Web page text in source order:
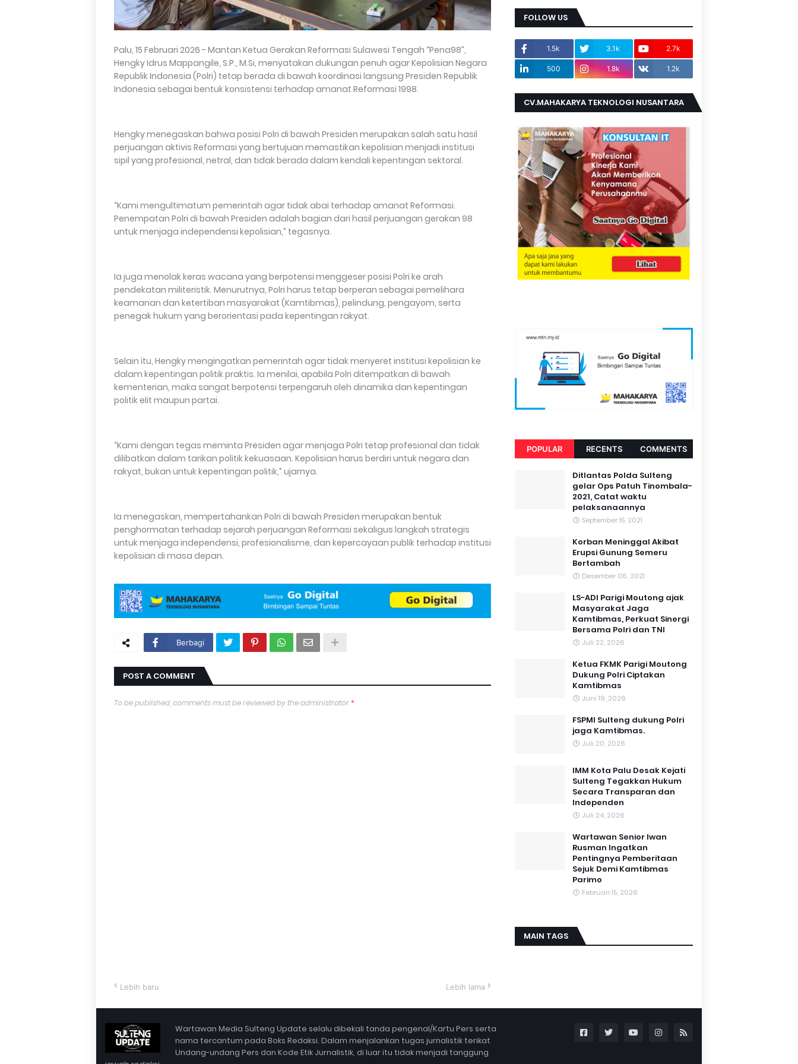
Palu, 15 Februari 2026 - Mantan Ketua Gerakan Reformasi Sulawesi Tengah “Pena98”,
Hengky Idrus Mappangile, S.P., M.Si, menyatakan dukungan penuh agar Kepolisian Negara
Republik Indonesia (Polri) tetap berada di bawah koordinasi langsung Presiden Republik
Indonesia sebagai bentuk konsistensi terhadap amanat Reformasi 1998.
Hengky menegaskan bahwa posisi Polri di bawah Presiden merupakan salah satu hasil
perjuangan aktivis Reformasi yang bertujuan memastikan kepolisian menjadi institusi
sipil yang profesional, netral, dan tidak berada dalam kendali kepentingan sektoral.
“Kami mengultimatum pemerintah agar tidak abai terhadap amanat Reformasi.
Penempatan Polri di bawah Presiden adalah bagian dari hasil perjuangan gerakan 98
untuk menjaga independensi kepolisian,” tegasnya.
Ia juga menolak keras wacana yang berpotensi menggeser posisi Polri ke arah
pendekatan militeristik. Menurutnya, Polri harus tetap berperan sebagai pemelihara
keamanan dan ketertiban masyarakat (Kamtibmas), pelindung, pengayom, serta
penegak hukum yang berorientasi pada kepentingan rakyat.
Selain itu, Hengky mengingatkan pemerintah agar tidak menyeret institusi kepolisian ke
dalam kepentingan politik praktis. Ia menilai, apabila Polri ditempatkan di bawah
kementerian, maka sangat berpotensi terpengaruh oleh dinamika dan kepentingan
politik elit maupun partai.
“Kami dengan tegas meminta Presiden agar menjaga Polri tetap profesional dan tidak
dilibatkan dalam tarikan politik kekuasaan. Kepolisian harus berdiri untuk negara dan
rakyat, bukan untuk kepentingan politik,” ujarnya.
Ia menegaskan, mempertahankan Polri di bawah Presiden merupakan bentuk
penghormatan terhadap sejarah perjuangan Reformasi sekaligus langkah strategis
untuk menjaga independensi, profesionalisme, dan kepercayaan publik terhadap institusi
kepolisian di masa depan.
Berbagi
POST A COMMENT
To be published, comments must be reviewed by the administrator*
Lebih baru Lebih lama
FOLLOW US
1.5k 3.1k 2.7k
500 1.8k 1.2k
CV.MAHAKARYA TEKNOLOGI NUSANTARA
POPULAR RECENTS COMMENTS
Ditlantas Polda Sulteng
gelar Ops Patuh Tinombala-
2021, Catat waktu
pelaksanaannya
September 15, 2021
Korban Meninggal Akibat
Erupsi Gunung Semeru
Bertambah
Desember 06, 2021
LS-ADI Parigi Moutong ajak
Masyarakat Jaga
Kamtibmas, Perkuat Sinergi
Bersama Polri dan TNI
Juli 22, 2026
Ketua FKMK Parigi Moutong
Dukung Polri Ciptakan
Kamtibmas
Juni 19, 2026
FSPMI Sulteng dukung Polri
jaga Kamtibmas.
Juli 20, 2026
IMM Kota Palu Desak Kejati
Sulteng Tegakkan Hukum
Secara Transparan dan
Independen
Juli 24, 2026
Wartawan Senior Iwan
Rusman Ingatkan
Pentingnya Pemberitaan
Sejuk Demi Kamtibmas
Parimo
Februari 15, 2026
MAIN TAGS
Wartawan Media Sulteng Update selalu dibekali tanda pengenal/Kartu Pers serta
nama tercantum pada Boks Redaksi. Dalam menjalankan tugas jurnalistik terikat
Undang-undang Pers dan Kode Etik Jurnalistik, di luar itu tidak menjadi tanggung